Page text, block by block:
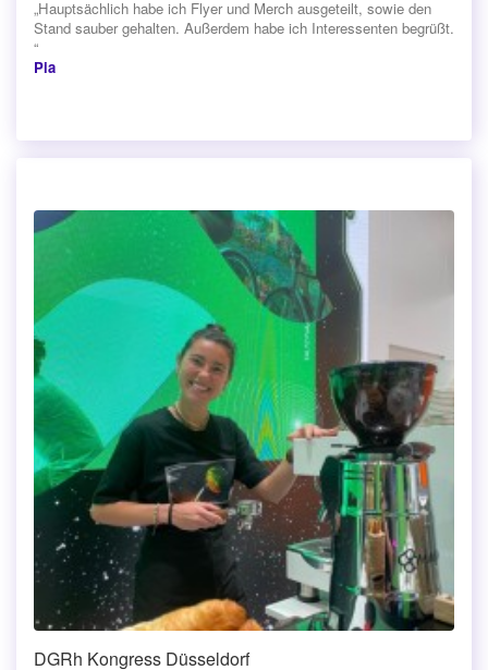
„Hauptsächlich habe ich Flyer und Merch ausgeteilt, sowie den
Stand sauber gehalten. Außerdem habe ich Interessenten begrüßt.
“
Pia
DGRh Kongress Düsseldorf